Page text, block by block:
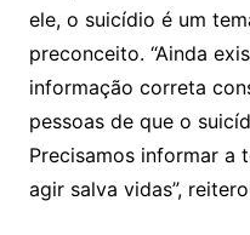
ele, o suicídio é um
preconceito. “Ainda
informação correta
pessoas de que o
Precisamos informar a
agir salva vidas”,